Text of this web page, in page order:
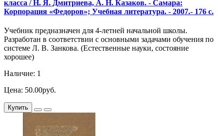
класса / Н. Я. Дмитриева, А. Н. Казаков. - Самара:
Корпорация «Федоров»; Учебная литература. - 2007.- 176 с.
Учебник предназначен для 4-летней начальной школы.
Разработан в соответствии с основными задачами обучения по
системе Л. В. Занкова. (Естественные науки, состояние
хорошее)
Наличие: 1
Цена: 50.00руб.
Купить